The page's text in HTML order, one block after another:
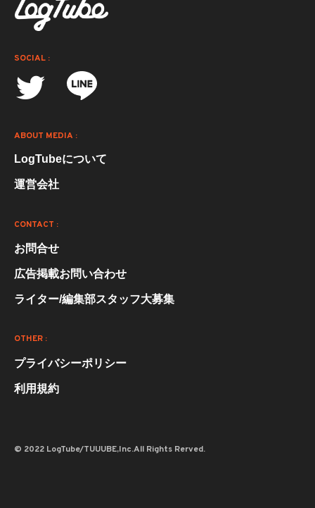
SOCIAL :
ABOUT MEDIA :
LogTubeについて
運営会社
CONTACT :
お問合せ
広告掲載お問い合わせ
ライター/編集部スタッフ大募集
OTHER :
プライバシーポリシー
利用規約
© 2022 LogTube/TUUUBE,Inc.All Rights Rerved.